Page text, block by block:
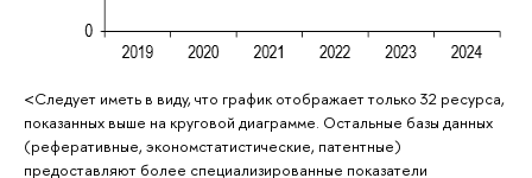
<Следует иметь в виду, что график отображает только 32 ресурса,
показанных выше на круговой диаграмме. Остальные базы данных
(реферативные, экономстатистические, патентные)
предоставляют более специализированные показатели